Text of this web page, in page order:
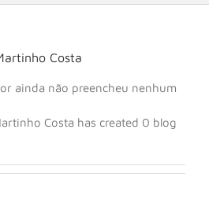
Costa
ainda não preencheu nenhum
Costa has created 0 blog